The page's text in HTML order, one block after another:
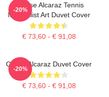
Intense Alcaraz Tennis
Minimalist Art Duvet Cover
€ 73,60 - € 91,08
-20%
Carlos Alcaraz Duvet Cover
€ 73,60 - € 91,08
-20%